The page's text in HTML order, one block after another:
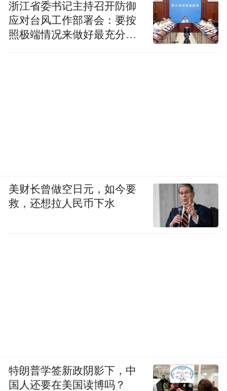
浙江省委书记主持召开防御
应对台风工作部署会：要按
照极端情况来做好最充分的
美财长曾做空日元，如今要
救，还想拉人民币下水
特朗普学签新政阴影下，中
国人还要在美国读博吗？